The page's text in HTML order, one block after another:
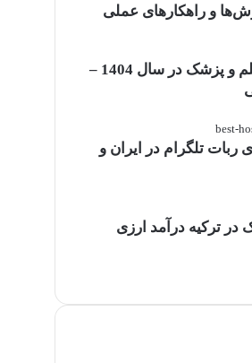
و راهکارهای عملی
مقایسه درآمد معلم و پزشک در سال 1404 –
ربات تلگرام در ایران و
در ترکیه درآمد ارزی